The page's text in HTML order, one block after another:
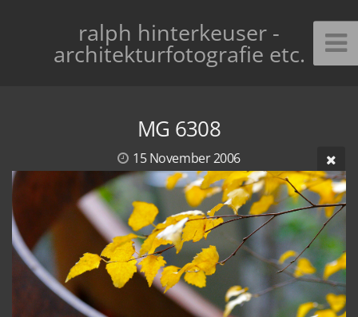
ralph hinterkeuser -
architekturfotografie etc.
MG 6308
15 November 2006